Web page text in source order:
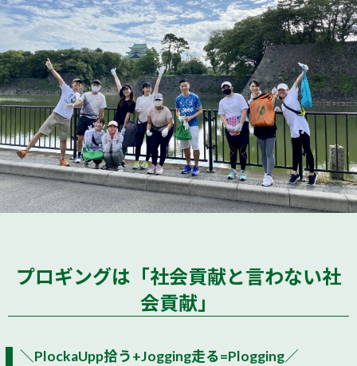
プロギングは「社会貢献と言わない社
会貢献」
＼PlockaUpp拾う+Jogging走る=Plogging／